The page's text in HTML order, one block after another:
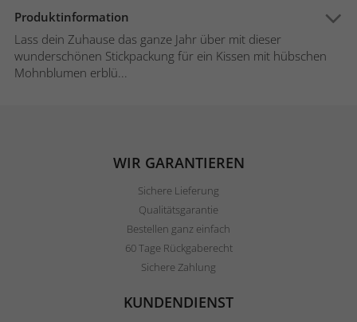
Produktinformation
Lass dein Zuhause das ganze Jahr über mit dieser
wunderschönen Stickpackung für ein Kissen mit hübschen
Mohnblumen erblü...
WIR GARANTIEREN
Sichere Lieferung
Qualitätsgarantie
Bestellen ganz einfach
60 Tage Rückgaberecht
Sichere Zahlung
KUNDENDIENST